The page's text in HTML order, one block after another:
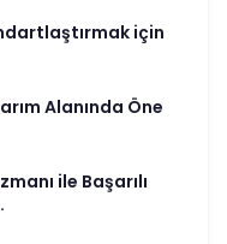
için
Alanında Öne
ile Başarılı